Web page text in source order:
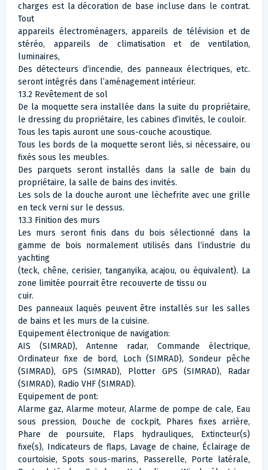
charges est la décoration de base incluse dans le contrat.
Tout
appareils électroménagers, appareils de télévision et de
stéréo, appareils de climatisation et de ventilation,
luminaires,
Des détecteurs d’incendie, des panneaux électriques, etc.
seront intégrés dans l’aménagement intérieur.
13.2 Revêtement de sol
De la moquette sera installée dans la suite du propriétaire,
le dressing du propriétaire, les cabines d’invités, le couloir.
Tous les tapis auront une sous-couche acoustique.
Tous les bords de la moquette seront liés, si nécessaire, ou
fixés sous les meubles.
Des parquets seront installés dans la salle de bain du
propriétaire, la salle de bains des invités.
Les sols de la douche auront une lèchefrite avec une grille
en teck verni sur le dessus.
13.3 Finition des murs
Les murs seront finis dans du bois sélectionné dans la
gamme de bois normalement utilisés dans l’industrie du
yachting
(teck, chêne, cerisier, tanganyika, acajou, ou équivalent). La
zone limitée pourrait être recouverte de tissu ou
cuir.
Des panneaux laqués peuvent être installés sur les salles
de bains et les murs de la cuisine.
Equipement électronique de navigation:
AIS (SIMRAD), Antenne radar, Commande électrique,
Ordinateur fixe de bord, Loch (SIMRAD), Sondeur pêche
(SIMRAD), GPS (SIMRAD), Plotter GPS (SIMRAD), Radar
(SIMRAD), Radio VHF (SIMRAD).
Equipement de pont:
Alarme gaz, Alarme moteur, Alarme de pompe de cale, Eau
sous pression, Douche de cockpit, Phares fixes arrière,
Phare de poursuite, Flaps hydrauliques, Extincteur(s)
fixe(s), Indicateurs de flaps, Lavage de chaine, Éclairage de
courtoisie, Spots sous-marins, Passerelle, Porte latérale,